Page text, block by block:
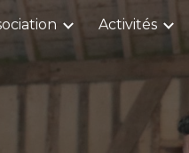
navigation Activités